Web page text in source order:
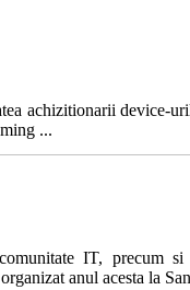
achizitionarii device-
...
IT, precum
anul acesta la